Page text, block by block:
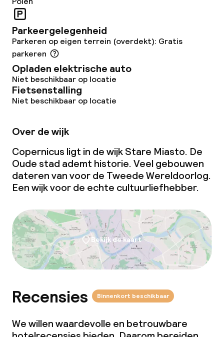
Vergaderruimte
Beleid
Borg bij aankomst
Parkeergelegenheid
Parkeren op eigen terrein (overdekt): Gratis
parkeren
Opladen elektrische auto
Niet beschikbaar op locatie
Fietsenstalling
Niet beschikbaar op locatie
Over de wijk
Copernicus ligt in de wijk Stare Miasto. De
Oude stad ademt historie. Veel gebouwen
dateren van voor de Tweede Wereldoorlog.
Een wijk voor de echte cultuurliefhebber.
Bekijk de kaart
Recensies Binnenkort beschikbaar
We willen waardevolle en betrouwbare